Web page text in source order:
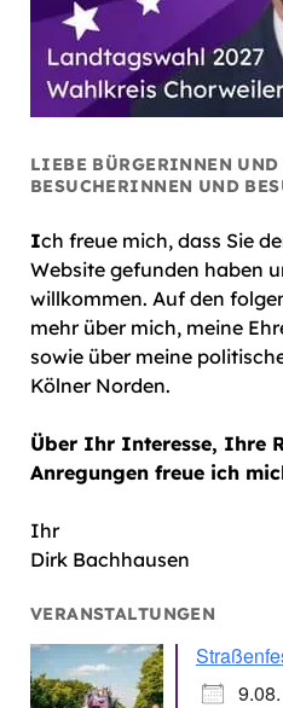
LIEBE BÜRGERINNEN
BESUCHERINNEN UND
Ich freue mich, dass Sie
Website gefunden haben
willkommen. Auf den
mehr über mich, meine
sowie über meine
Kölner Norden.
Über Ihr Interesse, Ihre
Anregungen freue ich
Ihr
Dirk Bachhausen
VERANSTALTUNGEN